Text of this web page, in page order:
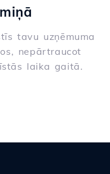
tavu uzņēmuma
nepārtraucot
laika gaitā.